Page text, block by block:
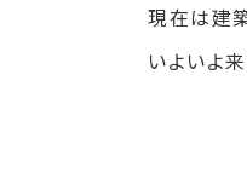
現在は建
いよいよ